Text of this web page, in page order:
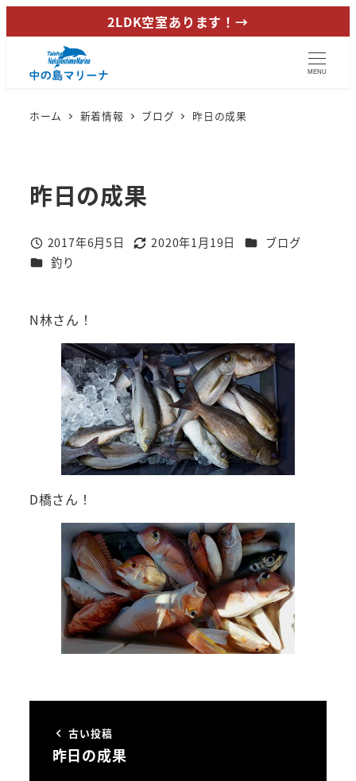
イ
2LDK空室あります！→
MENU
ホーム 新着情報 ブログ 昨日の成果
昨日の成果
投稿日
2017年6月5日
更新日
2020年1月19日 カテゴリー
ブログ
カテゴリー
釣り
N林さん！
D橋さん！
古い投稿
昨日の成果